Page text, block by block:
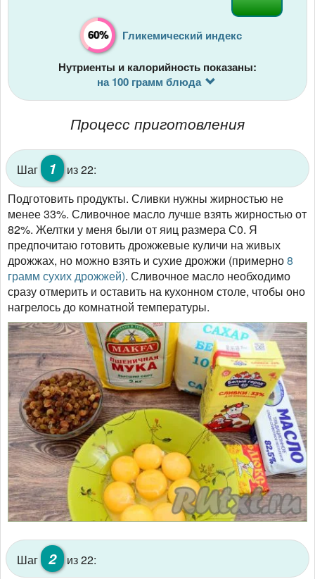
60% Гликемический индекс
Нутриенты и калорийность показаны:
на 100 грамм блюда
Процесс приготовления
Шаг 1
из 22:
Подготовить продукты. Сливки нужны жирностью не
менее 33%. Сливочное масло лучше взять жирностью от
82%. Желтки у меня были от яиц размера С0. Я
предпочитаю готовить дрожжевые куличи на живых
дрожжах, но можно взять и сухие дрожжи (примерно8
грамм сухих дрожжей). Сливочное масло необходимо
сразу отмерить и оставить на кухонном столе, чтобы оно
нагрелось до комнатной температуры.
Шаг 2
из 22: